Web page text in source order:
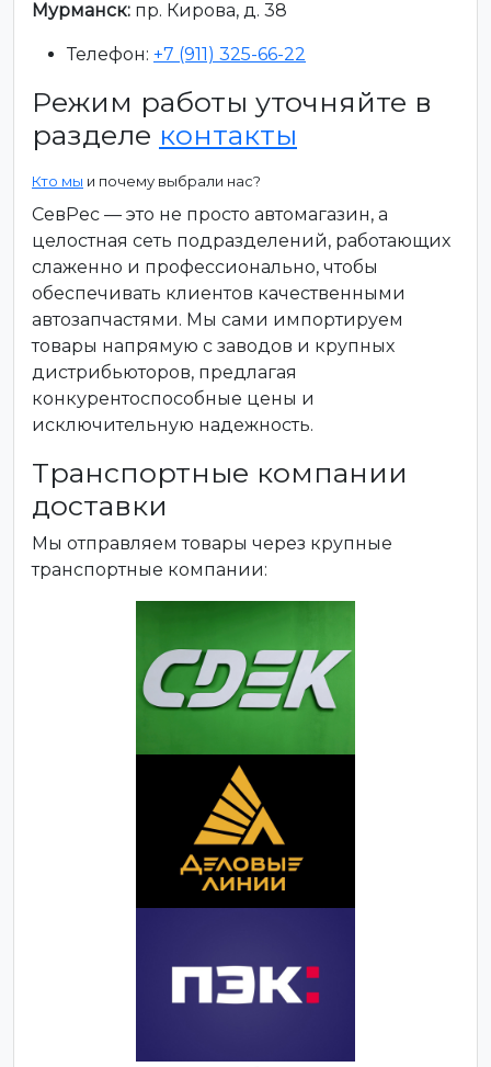
Мурманск: пр. Кирова, д. 38
Телефон: +7 (911) 325-66-22
Режим работы уточняйте в
разделе контакты
Кто мы и почему выбрали нас?
СевРес — это не просто автомагазин, а
целостная сеть подразделений, работающих
слаженно и профессионально, чтобы
обеспечивать клиентов качественными
автозапчастями. Мы сами импортируем
товары напрямую с заводов и крупных
дистрибьюторов, предлагая
конкурентоспособные цены и
исключительную надежность.
Транспортные компании
доставки
Мы отправляем товары через крупные
транспортные компании: